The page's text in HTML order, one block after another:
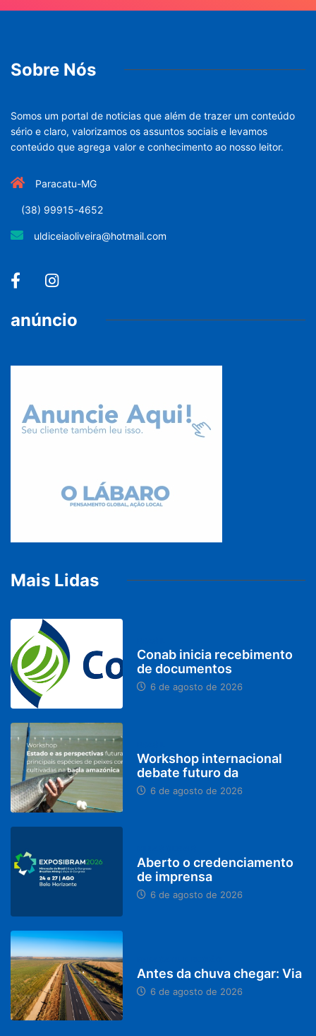
Sobre Nós
Somos um portal de noticias que além de trazer um conteúdo
sério e claro, valorizamos os assuntos sociais e levamos
conteúdo que agrega valor e conhecimento ao nosso leitor.
Paracatu-MG
(38) 99915-4652
uldiceiaoliveira@hotmail.com
anúncio
Mais Lidas
Conab inicia recebimento
de documentos
6 de agosto de 2026
Workshop internacional
debate futuro da
6 de agosto de 2026
Aberto o credenciamento
de imprensa
6 de agosto de 2026
Antes da chuva chegar: Via
6 de agosto de 2026